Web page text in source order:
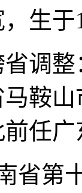
生于
整
鞍
任
第十